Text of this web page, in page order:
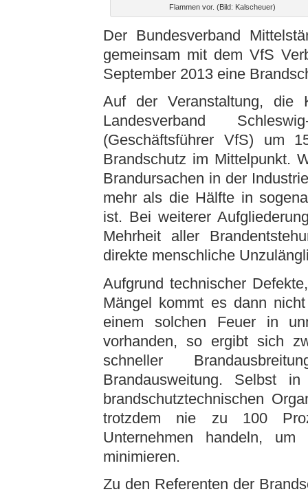
Flammen vor. (Bild: Kalscheuer)
Der Bundesverband
gemeinsam mit dem VfS
September 2013 eine
Auf der Veranstaltung, die
Landesverband
(Geschäftsführer VfS) um
Brandschutz im Mittelpunkt.
Brandursachen in der
mehr als die Hälfte in
ist. Bei weiterer
Mehrheit aller
direkte menschliche
Aufgrund technischer
Mängel kommt es dann
einem solchen Feuer in
vorhanden, so ergibt sich
schneller
Brandausweitung. Selbst
brandschutztechnischen
trotzdem nie zu 100
Unternehmen handeln,
minimieren.
Zu den Referenten der